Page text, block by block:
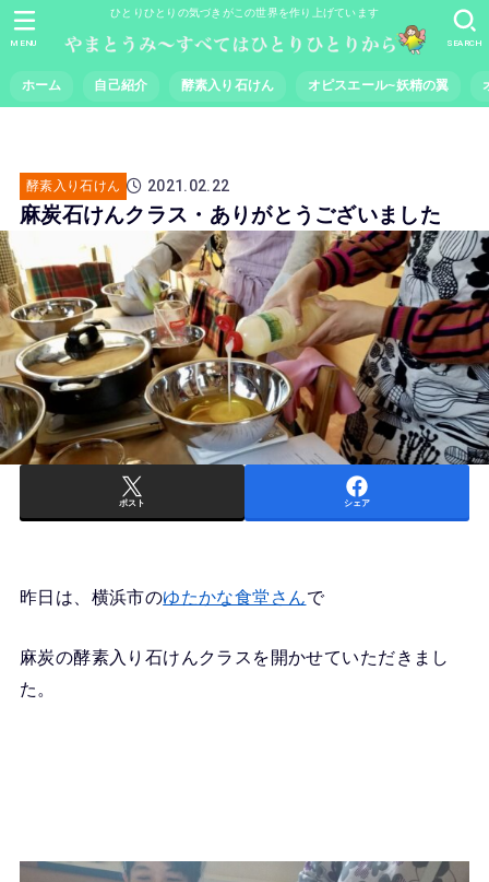
ひとりひとりの気づきがこの世界を作り上げています
ホーム 自己紹介 酵素入り石けん オピスエール~妖精の翼
SEARCH
MENU
酵素入り石けん 2021.02.22
麻炭石けんクラス・ありがとうございました
ポスト シェア
昨日は、横浜市のゆたかな食堂さんで
麻炭の酵素入り石けんクラスを開かせていただきまし
た。